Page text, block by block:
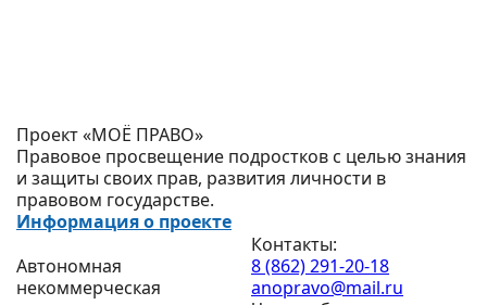
Проект «МОЁ ПРАВО»
Правовое просвещение подростков с целью знания
и защиты своих прав, развития личности в
правовом государстве.
Информация о проекте
Автономная
некоммерческая
Контакты:
8 (862) 291-20-18
anopravo@mail.ru